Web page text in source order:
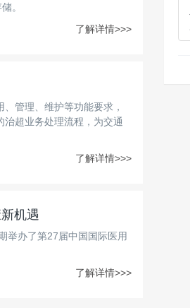
。
了解详情>>>
管理、维护等功能要求，
超业务处理流程，为交通
了解详情>>>
机遇
举办了第27届中国国际医用
了解详情>>>